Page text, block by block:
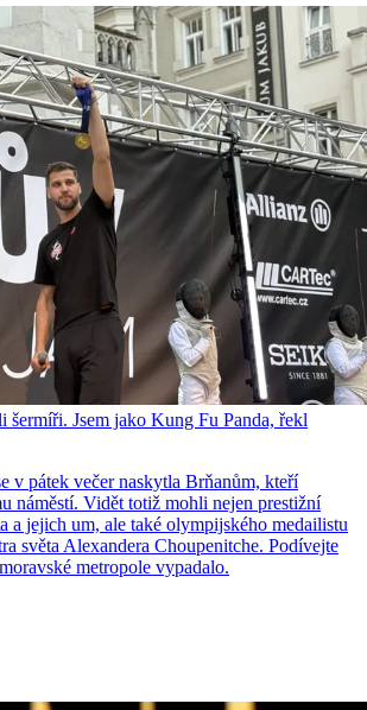
šermíři. Jsem jako Kung Fu Panda, řekl
v pátek večer naskytla Brňanům, kteří
náměstí. Vidět totiž mohli nejen prestižní
a jejich um, ale také olympijského medailistu
světa Alexandera Choupenitche. Podívejte
metropole vypadalo.